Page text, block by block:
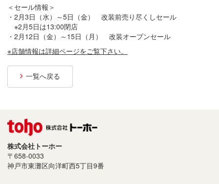
サイトマップ
＜セール情報＞
・2月3日（水）～5日（金） 改装前売り尽くしセール
※2月5日は13:00閉店
・2月12日（金）～15日（月） 改装オープンセール
※店舗情報は詳細ページをご覧下さい。
一覧へ戻る
株式会社トーホー
〒658-0033
神戸市東灘区向洋町西5丁目9番